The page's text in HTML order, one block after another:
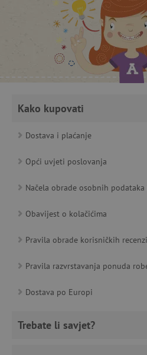
Kako kupovati
Dostava i plaćanje
Opći uvjeti poslovanja
Načela obrade osobnih podataka
Obavijest o kolačićima
Pravila obrade korisničkih
Pravila razvrstavanja ponuda
Dostava po Europi
Trebate li savjet?
product_filter_remember
PHPSESSID
__cf_bm